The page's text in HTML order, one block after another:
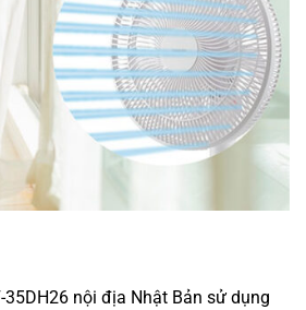
nội địa Nhật Bản sử dụng